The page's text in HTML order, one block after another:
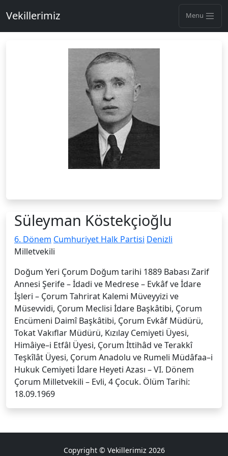
Vekillerimiz Menu
Süleyman Köstekçioğlu
6. Dönem Cumhuriyet Halk Partisi Denizli
Milletvekili
Doğum Yeri Çorum Doğum tarihi 1889 Babası Zarif
Annesi Şerife – İdadi ve Medrese – Evkâf ve İdare
İşleri – Çorum Tahrirat Kalemi Müveyyizi ve
Müsevvidi, Çorum Meclisi İdare Başkâtibi, Çorum
Encümeni Daimî Başkâtibi, Çorum Evkâf Müdürü,
Tokat Vakıflar Müdürü, Kızılay Cemiyeti Üyesi,
Himâiye–i Etfâl Üyesi, Çorum İttihâd ve Terakkî
Teşkîlât Üyesi, Çorum Anadolu ve Rumeli Müdâfaa–i
Hukuk Cemiyeti İdare Heyeti Azası – VI. Dönem
Çorum Milletvekili – Evli, 4 Çocuk. Ölüm Tarihi:
18.09.1969
Copyright © Vekillerimiz 2026